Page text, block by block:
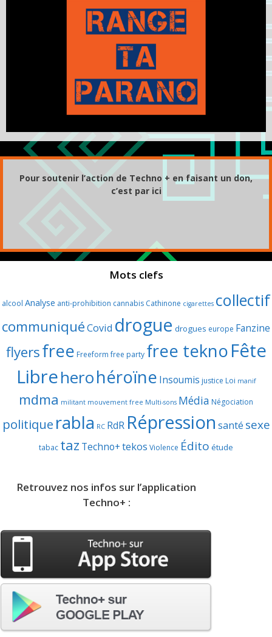
Pour soutenir l’action de Techno + en faisant un don,
c’est par ici
Mots clefs
alcool Analyse anti-prohibition cannabis Cathinone cigarettes collectif
communiquéCovid drogue drogues europe Fanzine
flyersfree Freeform free party free teknoFête
Libreherohéroïne Insoumis justice Loi manif
mdma militant mouvement free Multi-sons Média Négociation
politique rabla RC RdR Répression santé sexe
tabac taz Techno+tekos Violence Édito étude
Retrouvez nos infos sur l’application
Techno+ :